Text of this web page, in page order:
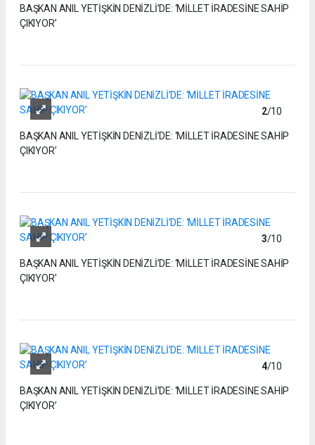
BAŞKAN ANIL YETİŞKİN DENİZLİ’DE: ‘MİLLET İRADESİNE SAHİP
ÇIKIYOR’
2/10
BAŞKAN ANIL YETİŞKİN DENİZLİ’DE: ‘MİLLET İRADESİNE SAHİP
ÇIKIYOR’
3/10
BAŞKAN ANIL YETİŞKİN DENİZLİ’DE: ‘MİLLET İRADESİNE SAHİP
ÇIKIYOR’
4/10
BAŞKAN ANIL YETİŞKİN DENİZLİ’DE: ‘MİLLET İRADESİNE SAHİP
ÇIKIYOR’